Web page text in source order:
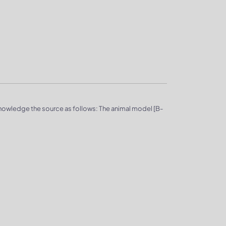
the source as follows: The animal model [B-